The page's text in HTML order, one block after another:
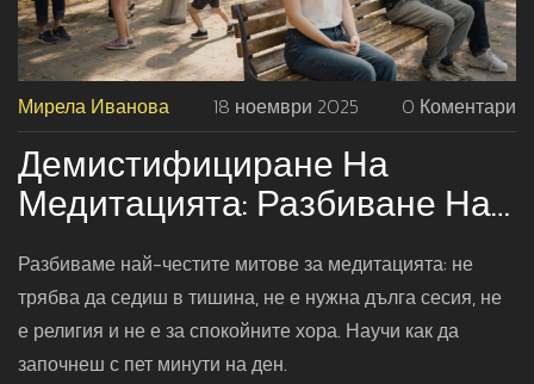
Мирела Иванова 18 ноември 2025 0 Коментари
Демистифициране На
Медитацията: Разбиване На
Често Срещани Митове
Разбиваме най-честите митове за медитацията: не
трябва да седиш в тишина, не е нужна дълга сесия, не
е религия и не е за спокойните хора. Научи как да
започнеш с пет минути на ден.